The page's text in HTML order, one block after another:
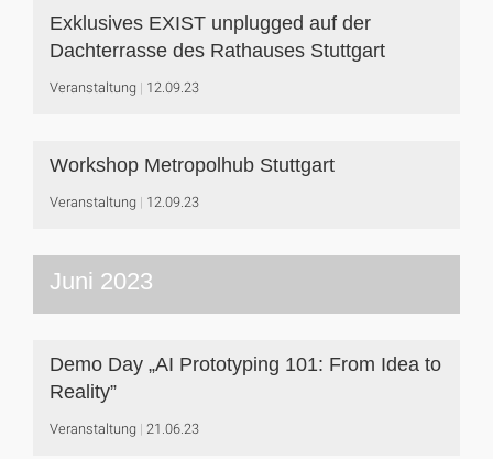
Exklusives EXIST unplugged auf der
Dachterrasse des Rathauses Stuttgart
Veranstaltung 12.09.23
Workshop Metropolhub Stuttgart
Veranstaltung 12.09.23
Juni 2023
Demo Day „AI Prototyping 101: From Idea to
Reality”
Veranstaltung 21.06.23